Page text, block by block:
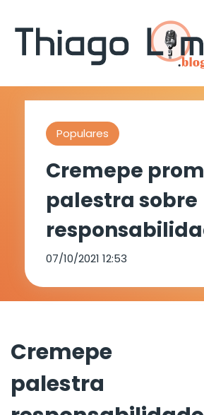
Populares
Cremepe
palestra sobre
médica em
07/10/2021 12:53
Cremepe
palestra